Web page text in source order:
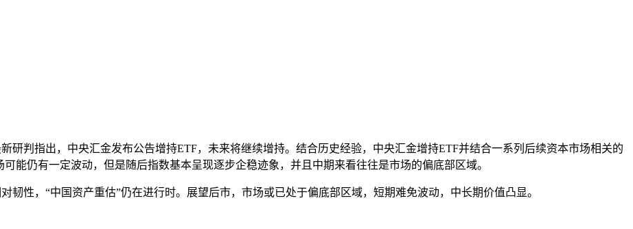
研判指出，中央汇金发布公告增持ETF，未来将继续增持。结合历史经验，中央汇金增持ETF并结合一系列后续资本市场相关的
能仍有一定波动，但是随后指数基本呈现逐步企稳迹象，并且中期来看往往是市场的偏底部区域。
韧性，“中国资产重估”仍在进行时。展望后市，市场或已处于偏底部区域，短期难免波动，中长期价值凸显。